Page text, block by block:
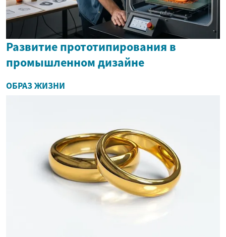
Развитие прототипирования в
промышленном дизайне
ОБРАЗ ЖИЗНИ